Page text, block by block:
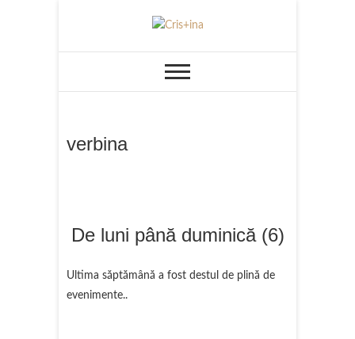
Cris+ina
verbina
De luni până duminică (6)
Ultima săptămână a fost destul de plină de
evenimente..